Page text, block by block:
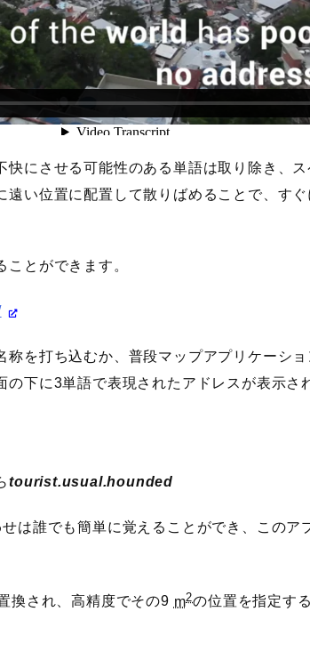
快にさせる可能性のある単語は取り除き、
遠い位置に配置して散りばめることで、す
とができます。
称を打ち込むか、普段マップアプリケーシ
下に3単語で表現されたアドレスが表示さ
tourist.usual.hounded
は誰でも簡単に覚えることができ、このア
換され、高精度でその9 m2の位置を指定す